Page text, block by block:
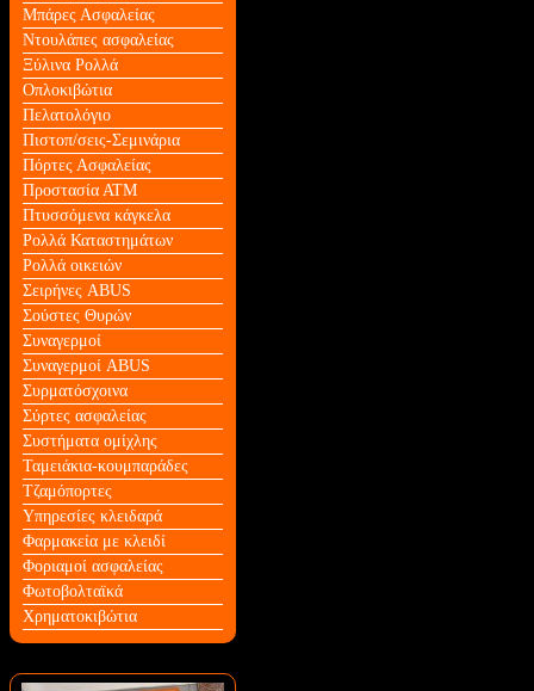
Μπάρες Ασφαλείας
Ντουλάπες ασφαλείας
Ξύλινα Ρολλά
Οπλοκιβώτια
Πελατολόγιο
Πιστοπ/σεις-Σεμινάρια
Πόρτες Ασφαλείας
Προστασία ΑΤΜ
Πτυσσόμενα κάγκελα
Ρολλά Καταστημάτων
Ρολλά οικειών
Σειρήνες ABUS
Σούστες Θυρών
Συναγερμοί
Συναγερμοί ABUS
Συρματόσχοινα
Σύρτες ασφαλείας
Συστήματα ομίχλης
Ταμειάκια-κουμπαράδες
Τζαμόπορτες
Υπηρεσίες κλειδαρά
Φαρμακεία με κλειδί
Φοριαμοί ασφαλείας
Φωτοβολταϊκά
Χρηματοκιβώτια